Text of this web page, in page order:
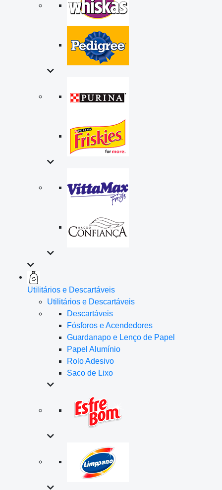
Utilitários e Descartáveis
Utilitários e Descartáveis
Descartáveis
Fósforos e Acendedores
Guardanapo e Lenço de Papel
Papel Alumínio
Rolo Adesivo
Saco de Lixo